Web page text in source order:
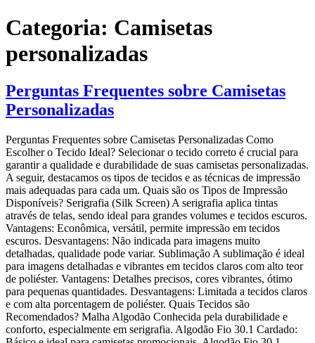
Categoria: Camisetas
personalizadas
Perguntas Frequentes sobre Camisetas
Personalizadas
Perguntas Frequentes sobre Camisetas Personalizadas Como
Escolher o Tecido Ideal? Selecionar o tecido correto é crucial para
garantir a qualidade e durabilidade de suas camisetas personalizadas.
A seguir, destacamos os tipos de tecidos e as técnicas de impressão
mais adequadas para cada um. Quais são os Tipos de Impressão
Disponíveis? Serigrafia (Silk Screen) A serigrafia aplica tintas
através de telas, sendo ideal para grandes volumes e tecidos escuros.
Vantagens: Econômica, versátil, permite impressão em tecidos
escuros. Desvantagens: Não indicada para imagens muito
detalhadas, qualidade pode variar. Sublimação A sublimação é ideal
para imagens detalhadas e vibrantes em tecidos claros com alto teor
de poliéster. Vantagens: Detalhes precisos, cores vibrantes, ótimo
para pequenas quantidades. Desvantagens: Limitada a tecidos claros
e com alta porcentagem de poliéster. Quais Tecidos são
Recomendados? Malha Algodão Conhecida pela durabilidade e
conforto, especialmente em serigrafia. Algodão Fio 30.1 Cardado: